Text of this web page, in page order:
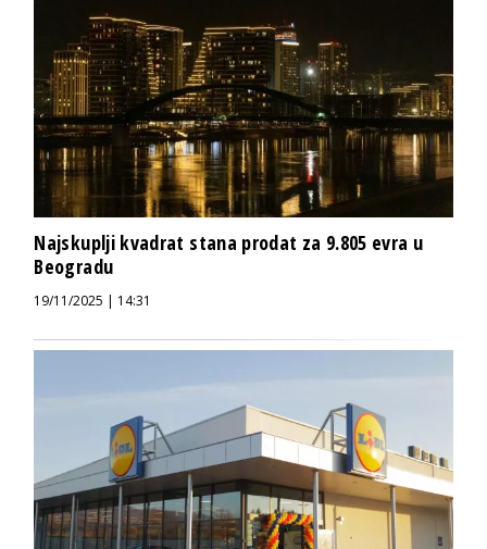
Najskuplji kvadrat stana prodat za 9.805 evra u
Beogradu
19/11/2025 | 14:31